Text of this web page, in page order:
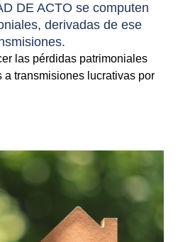
DE ACTO se computen
derivadas de ese
las pérdidas patrimoniales
a transmisiones lucrativas por